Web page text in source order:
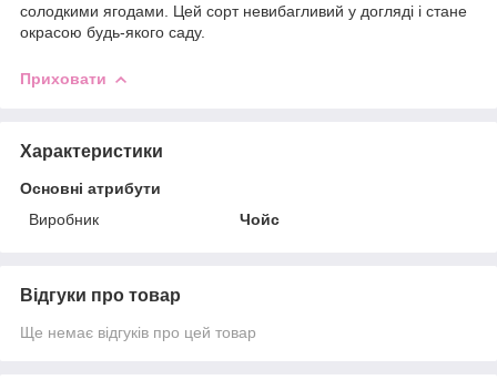
солодкими ягодами. Цей сорт невибагливий у догляді і стане
окрасою будь-якого саду.
Приховати
Характеристики
Основні атрибути
Виробник
Чойс
Відгуки про товар
Ще немає відгуків про цей товар